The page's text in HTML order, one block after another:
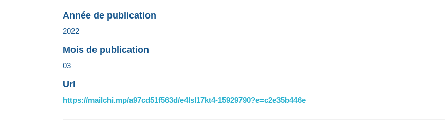
Année de publication
2022
Mois de publication
03
Url
https://mailchi.mp/a97cd51f563d/e4lsl17kt4-15929790?e=c2e35b446e